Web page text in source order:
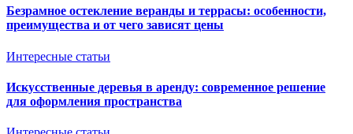
Безрамное остекление веранды и террасы: особенности,
преимущества и от чего зависят цены
Интересные статьи
Искусственные деревья в аренду: современное решение
для оформления пространства